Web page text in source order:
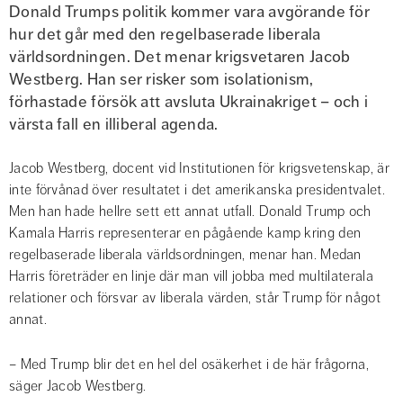
Donald Trumps politik kommer vara avgörande för
hur det går med den regelbaserade liberala
världsordningen. Det menar krigsvetaren Jacob
Westberg. Han ser risker som isolationism,
förhastade försök att avsluta Ukrainakriget – och i
värsta fall en illiberal agenda.
Jacob Westberg, docent vid Institutionen för krigsvetenskap, är
inte förvånad över resultatet i det amerikanska presidentvalet.
Men han hade hellre sett ett annat utfall. Donald Trump och
Kamala Harris representerar en pågående kamp kring den
regelbaserade liberala världsordningen, menar han. Medan
Harris företräder en linje där man vill jobba med multilaterala
relationer och försvar av liberala värden, står Trump för något
annat.
– Med Trump blir det en hel del osäkerhet i de här frågorna,
säger Jacob Westberg.